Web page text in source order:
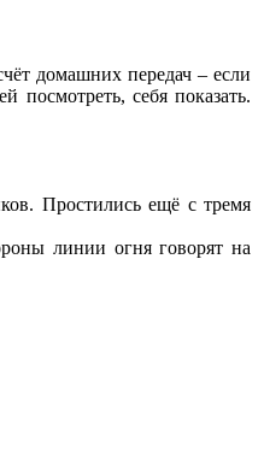
домашних передач – если
себя показать.
Простились ещё с тремя
линии огня говорят на